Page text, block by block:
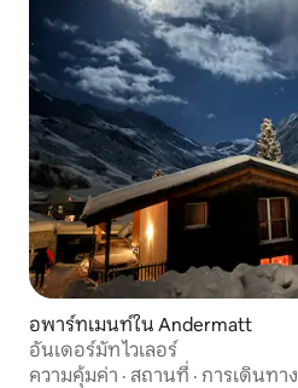
อพาร์ทเมนท์ใน Andermatt
อันเดอร์มัท ไวเลอร์
ความคุ้มค่า · สถานที่ · การเดินทาง